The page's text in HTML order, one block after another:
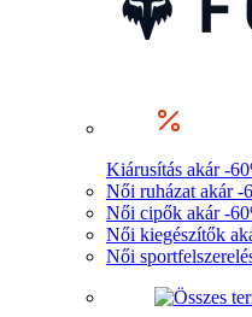
Kiárusítás akár -
Női ruházat akár -
Női cipők akár -
Női kiegészítők
Női